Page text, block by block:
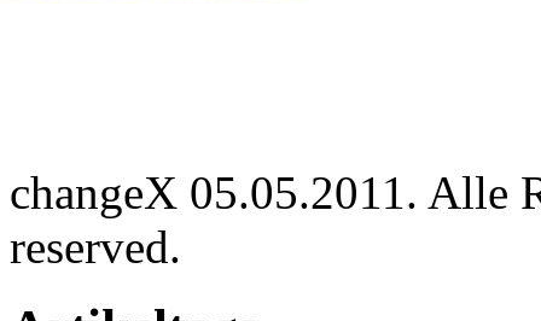
changeX 05.05.2011. Alle
reserved.